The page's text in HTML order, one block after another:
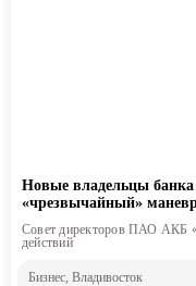
Новые владельцы
«чрезвычайный»
Совет директоров ПАО АКБ
действий
Бизнес, Владивосток